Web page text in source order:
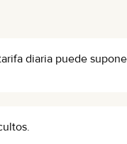
diaria puede